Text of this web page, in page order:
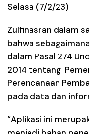
Selasa (7/2/23)
Zulfinasran dalam
bahwa
dalam Pasal 274
2014 tentang
Perencanaan
pada data dan
“Aplikasi ini